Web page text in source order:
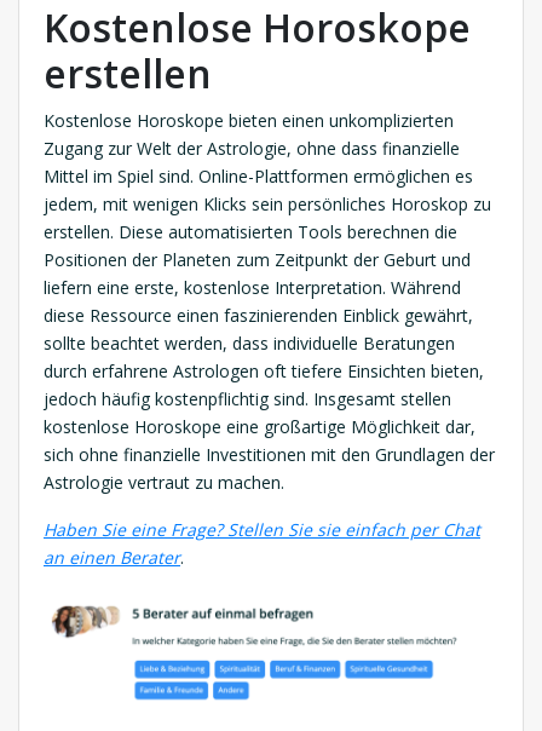
Kostenlose Horoskope
erstellen
Kostenlose Horoskope bieten einen unkomplizierten
Zugang zur Welt der Astrologie, ohne dass finanzielle
Mittel im Spiel sind. Online-Plattformen ermöglichen es
jedem, mit wenigen Klicks sein persönliches Horoskop zu
erstellen. Diese automatisierten Tools berechnen die
Positionen der Planeten zum Zeitpunkt der Geburt und
liefern eine erste, kostenlose Interpretation. Während
diese Ressource einen faszinierenden Einblick gewährt,
sollte beachtet werden, dass individuelle Beratungen
durch erfahrene Astrologen oft tiefere Einsichten bieten,
jedoch häufig kostenpflichtig sind. Insgesamt stellen
kostenlose Horoskope eine großartige Möglichkeit dar,
sich ohne finanzielle Investitionen mit den Grundlagen der
Astrologie vertraut zu machen.
Haben Sie eine Frage? Stellen Sie sie einfach per Chat
an einen Berater.